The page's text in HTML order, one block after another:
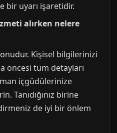
bir uyarı işaretidir.
alırken nelere
Kişisel bilgilerinizi
öncesi tüm detayları
içgüdülerinize
Tanıdığınız birine
de iyi bir önlem